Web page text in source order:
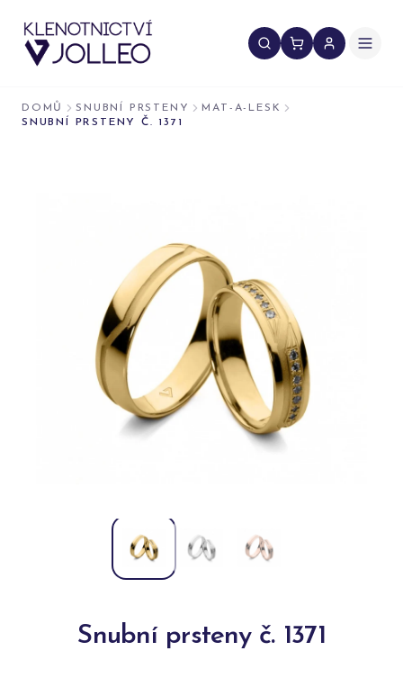
DOMŮ SNUBNÍ PRSTENY
MAT-A-LESK
SNUBNÍ PRSTENY Č. 1371
Snubní prsteny č. 1371